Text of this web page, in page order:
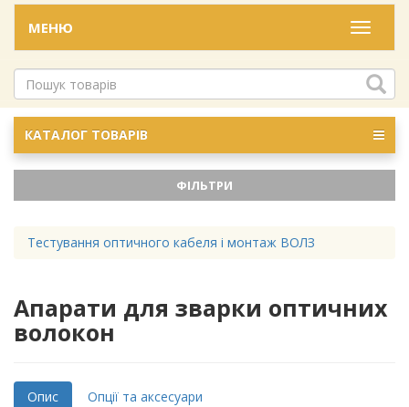
Меню
МЕНЮ
КАТАЛОГ ТОВАРІВ
ФІЛЬТРИ
Тестування оптичного кабеля і монтаж ВОЛЗ
Апарати для зварки оптичних
волокон
Опис Опції та аксесуари